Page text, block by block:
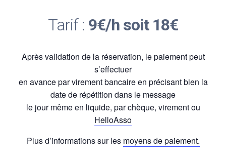
Tarif : 9€/h soit 18€
Après validation de la réservation, le paiement peut
s’effectuer
en avance par virement bancaire en précisant bien la
date de répétition dans le message
le jour même en liquide, par chèque, virement ou
HelloAsso
Plus d’informations sur les moyens de paiement.